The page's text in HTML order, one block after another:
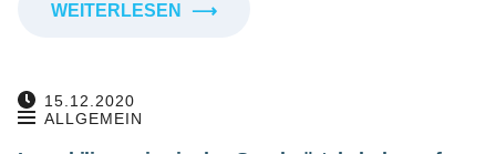
WEITERLESEN ⟶
15.12.2020
ALLGEMEIN